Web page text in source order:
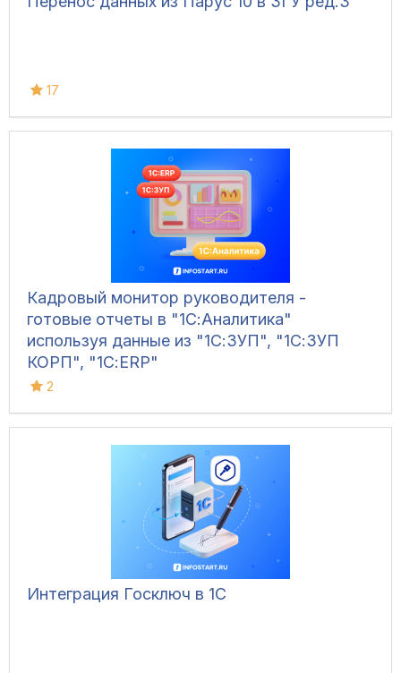
17
Кадровый монитор руководителя -
готовые отчеты в "1С:Аналитика"
используя данные из "1С:ЗУП", "1С:ЗУП
КОРП", "1С:ERP"
2
Интеграция Госключ в 1С